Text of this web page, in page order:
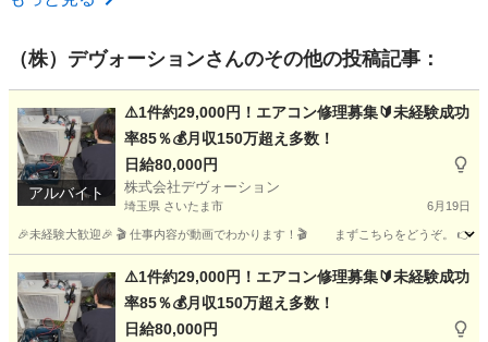
（株）デヴォーションさんのその他の投稿記事：
アルバイト
⚠️1件約29,000円！エアコン修理募集🔰未経験成功
率85％💰月収150万超え多数！
日給80,000円
株式会社デヴォーション
埼玉県 さいたま市 6月19日
🎉未経験大歓迎🎉 🎬 仕事内容が動画でわかります！🎬 まずこちらをどうぞ。 👉
さいたま市 軽作業 スタッフ
⚠️1件約29,000円！エアコン修理募集🔰未経験成功
率85％💰月収150万超え多数！
日給80,000円